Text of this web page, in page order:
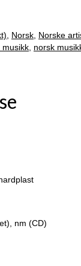
Norsk Norske
musikk norsk
nm (CD)